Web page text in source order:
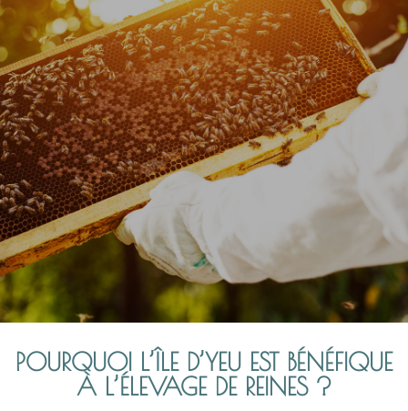
POURQUOI L’ÎLE D’YEU EST BÉNÉFIQUE
À L’ÉLEVAGE DE REINES ?